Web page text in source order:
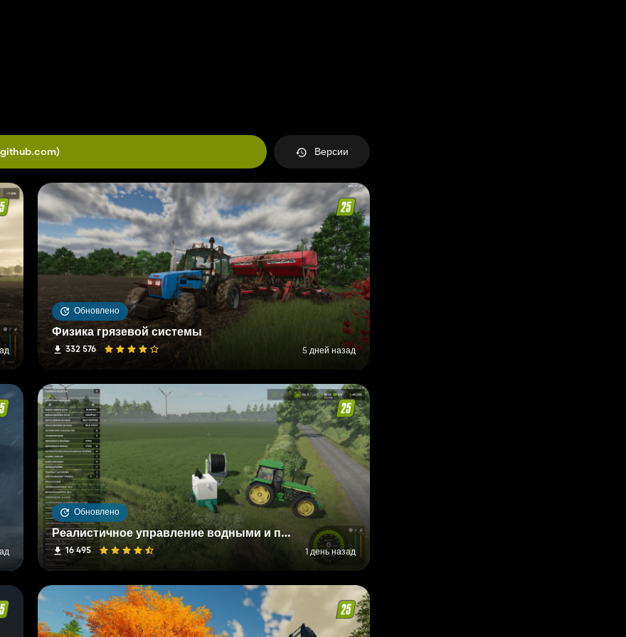
к повреждению автомобиля. Это означает, что неосторожное вождение,
с машиной достигаются еще более реалистичные последствия.
повреждения транспортных средств с реальным игровым процессом, а не
Версии
Обновлено
Физика грязевой системы
332 576 5 дней назад
Обновлено
Реалистичное управление водными и почвенными ресурсами (RWSM)
16 495 1 день назад